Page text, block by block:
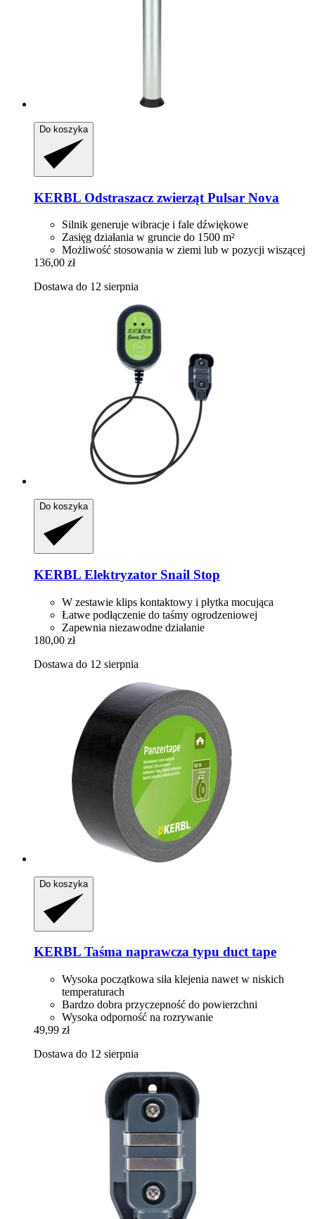
Do koszyka
KERBL Odstraszacz zwierząt Pulsar Nova
Silnik generuje wibracje i fale dźwiękowe
Zasięg działania w gruncie do 1500 m²
Możliwość stosowania w ziemi lub w pozycji wiszącej
136,00 zł
Dostawa do 12 sierpnia
Do koszyka
KERBL Elektryzator Snail Stop
W zestawie klips kontaktowy i płytka mocująca
Łatwe podłączenie do taśmy ogrodzeniowej
Zapewnia niezawodne działanie
180,00 zł
Dostawa do 12 sierpnia
Do koszyka
KERBL Taśma naprawcza typu duct tape
Wysoka początkowa siła klejenia nawet w niskich
temperaturach
Bardzo dobra przyczepność do powierzchni
Wysoka odporność na rozrywanie
49,99 zł
Dostawa do 12 sierpnia